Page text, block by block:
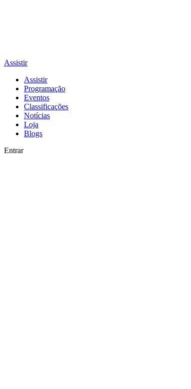
Assistir
Assistir
Programação
Eventos
Classificações
Notícias
Loja
Blogs
Entrar